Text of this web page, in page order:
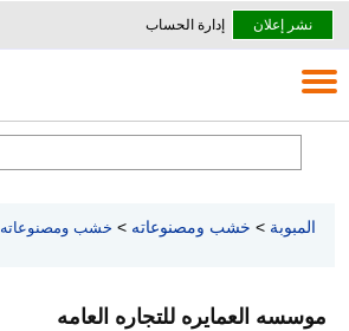
نشر إعلان إدارة الحساب
المبوبة > خشب ومصنوعاته > خشب ومصنوعاته
موسسه العمايره للتجاره العامه